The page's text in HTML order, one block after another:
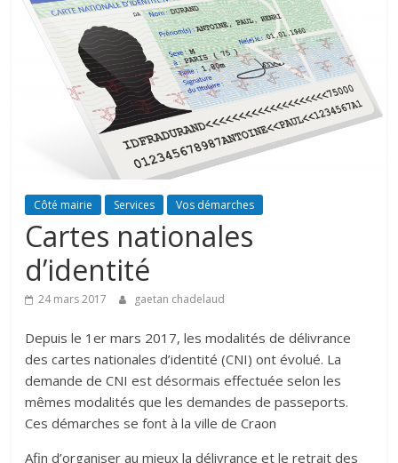
Côté mairie Services Vos démarches
Cartes nationales
d’identité
24 mars 2017 gaetan chadelaud
Depuis le 1er mars 2017, les modalités de délivrance
des cartes nationales d’identité (CNI) ont évolué. La
demande de CNI est désormais effectuée selon les
mêmes modalités que les demandes de passeports.
Ces démarches se font à la ville de Craon
Afin d’organiser au mieux la délivrance et le retrait des